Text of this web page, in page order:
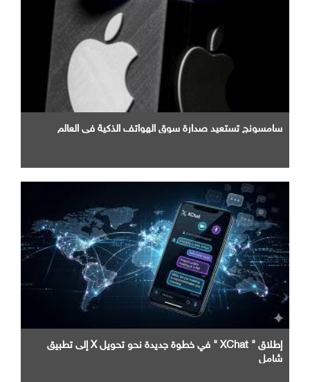
سامسونج تستعيد صدارة سوق الهواتف الذكية في العالم
إطلاق " XChat " في خطوة جديدة نحو تحويل X إلى تطبيق
شامل